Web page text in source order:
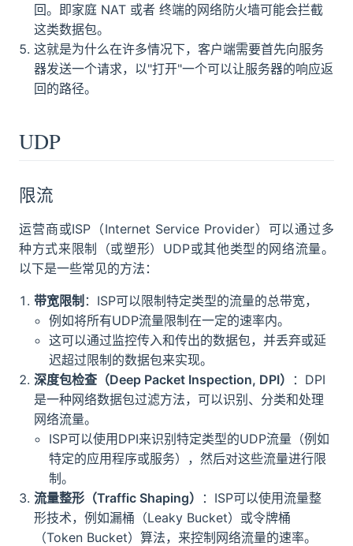
回。即家庭 NAT 或者 终端的网络防火墙可能会拦截
这类数据包。
这就是为什么在许多情况下，客户端需要首先向服务
器发送一个请求，以"打开"一个可以让服务器的响应返
回的路径。
UDP
限流
运营商或ISP（Internet Service Provider）可以通过多
种方式来限制（或塑形）UDP或其他类型的网络流量。
以下是一些常见的方法：
带宽限制 ：ISP可以限制特定类型的流量的总带宽，
例如将所有UDP流量限制在一定的速率内。
这可以通过监控传入和传出的数据包，并丢弃或延
迟超过限制的数据包来实现。
深度包检查（Deep Packet Inspection, DPI）
：DPI
是一种网络数据包过滤方法，可以识别、分类和处理
网络流量。
ISP可以使用DPI来识别特定类型的UDP流量（例如
特定的应用程序或服务），然后对这些流量进行限
制。
流量整形（Traffic Shaping）
：ISP可以使用流量整
形技术，例如漏桶（Leaky Bucket）或令牌桶
（Token Bucket）算法，来控制网络流量的速率。